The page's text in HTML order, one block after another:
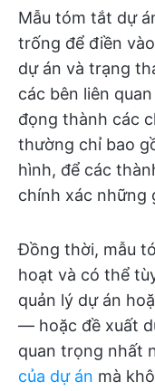
Mẫu tóm tắt dự
trống để điền
dự án và trạng
các bên liên
đọng thành các
thường chỉ bao
hình, để các
chính xác những
Đồng thời, mẫu
hoạt và có thể
quản lý dự án
— hoặc đề xuất
quan trọng nhất
của dự án mà